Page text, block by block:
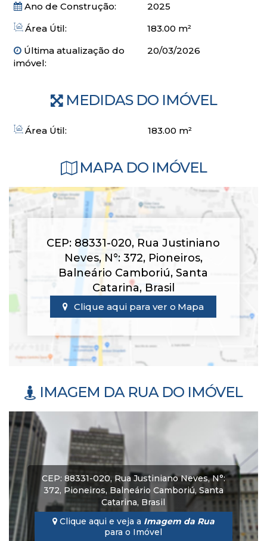
Redário
Quadra poliesportiva
Entrada R$ 539.896,31
Parcelamento 100X R$ 30.594,12
Ideal para quem busca viver com estilo, conforto e total
qualidade de vida na charmosa Barra Norte.
exclusivas de lançamento!
Ano de Construção:
2025
Área Útil:
183.00 m²
Última atualização do
imóvel:
20/03/2026
MEDIDAS DO IMÓVEL
Área Útil: 183.00 m²
MAPA DO IMÓVEL
CEP: 88331-020, Rua Justiniano
Neves, N°:372, Pioneiros,
Balneário Camboriú,Santa
Catarina, Brasil
Clique aqui para ver o Mapa
IMAGEM DA RUA DO IMÓVEL
CEP: 88331-020, Rua Justiniano Neves,N°:
372, Pioneiros, Balneário Camboriú, Santa
Catarina, Brasil
Clique aqui e veja a Imagem da Rua
para o Imóvel